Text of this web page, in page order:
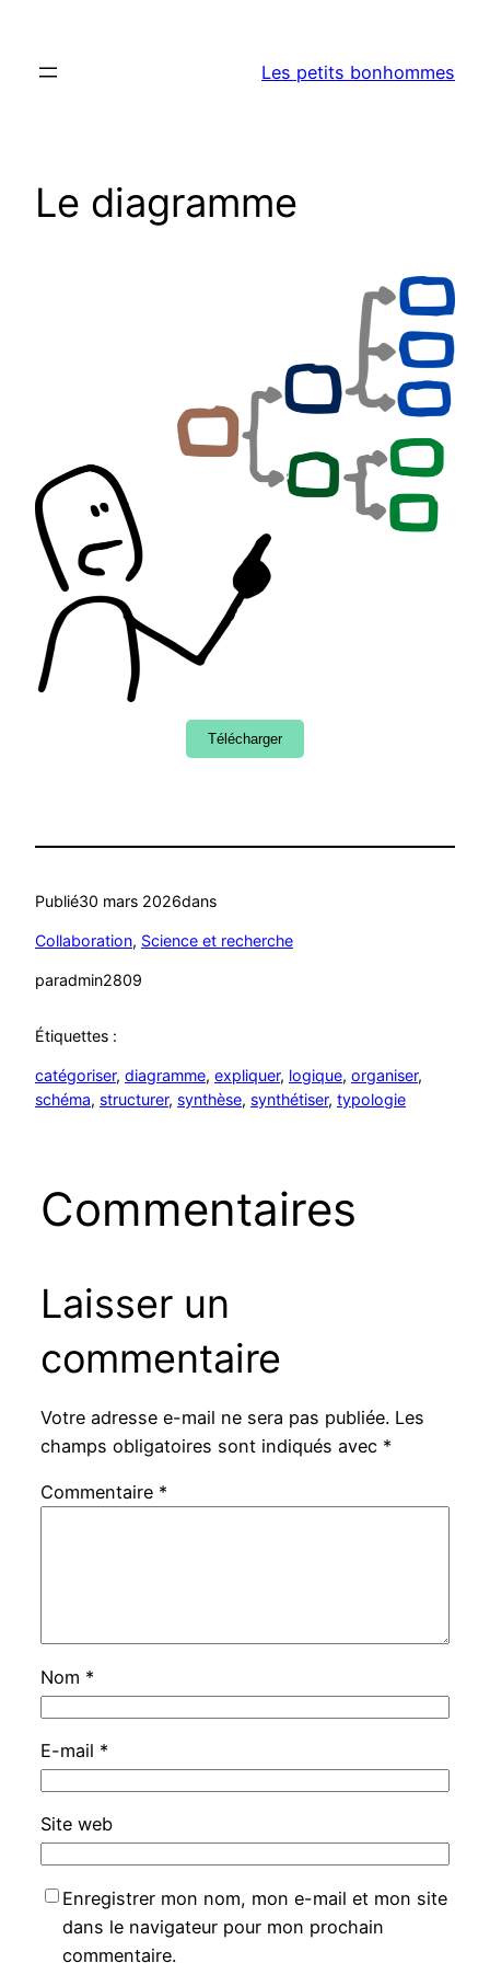
contenu
Les petits bonhommes
Le diagramme
Télécharger
Publié30 mars 2026dans
Collaboration, Science et recherche
paradmin2809
Étiquettes :
catégoriser, diagramme, expliquer, logique, organiser
schéma, structurer, synthèse, synthétiser, typologie
Commentaires
Laisser un
commentaire
Votre adresse e-mail ne sera pas publiée. Les
champs obligatoires sont indiqués avec *
Commentaire *
Nom *
E-mail *
Site web
Enregistrer mon nom, mon e-mail et mon site
dans le navigateur pour mon prochain
commentaire.